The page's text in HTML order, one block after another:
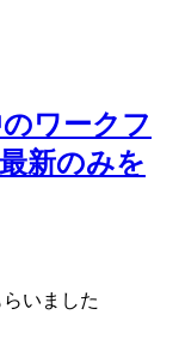
ワークフ
新のみを
いました